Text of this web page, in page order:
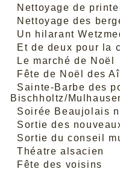
Nettoyage de
Nettoyage des
Un hilarant
Et de deux pour la
Le marché de Noël
Fête de Noël des
Sainte-Barbe des
Bischholtz/
Soirée Beaujolais
Sortie des
Sortie du conseil
Théatre alsacien
Fête des voisins